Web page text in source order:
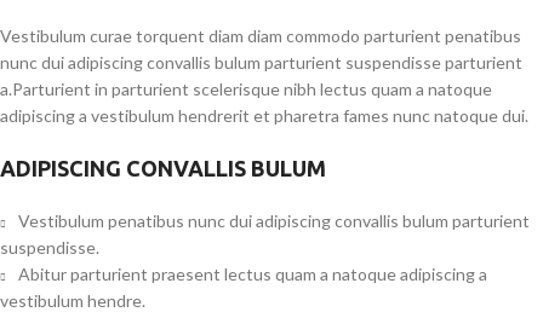
Vestibulum curae torquent diam diam commodo parturient penatibus
nunc dui adipiscing convallis bulum parturient suspendisse parturient
a.Parturient in parturient scelerisque nibh lectus quam a natoque
adipiscing a vestibulum hendrerit et pharetra fames nunc natoque dui.
ADIPISCING CONVALLIS BULUM
Vestibulum penatibus nunc dui adipiscing convallis bulum parturient
suspendisse.
Abitur parturient praesent lectus quam a natoque adipiscing a
vestibulum hendre.